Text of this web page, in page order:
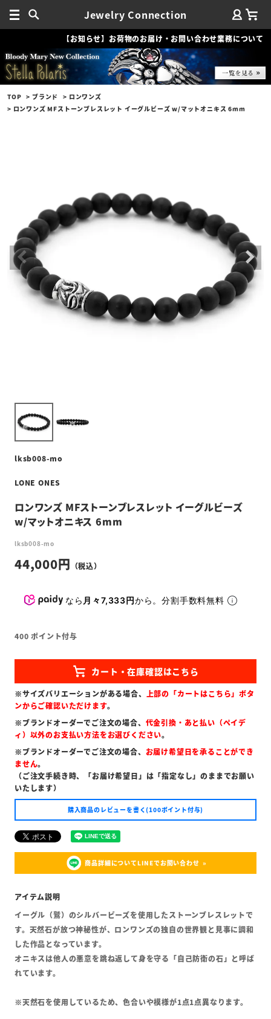
Jewelry Connection
【お知らせ】お荷物のお届け・お問い合わせ業務について
TOP ブランド
ロンワンズ
ロンワンズ MFストーンブレスレット イーグルビーズ w/マットオニキス 6mm
lksb008-mo
LONE ONES
ロンワンズ MFストーンブレスレット イーグルビーズ
w/マットオニキス 6mm
lksb008-mo
44,000
なら 月々7,333円から。分割手数料無料
400 ポイント付与
※サイズバリエーションがある場合、 上部の「カートはこちら」ボタ
ンからご確認いただけます。
※ブランドオーダーでご注文の場合、 代金引換・あと払い（ペイデ
ィ）以外のお支払い方法をお選びください。
※ブランドオーダーでご注文の場合、 お届け希望日を承ることができ
ません。
（ご注文手続き時、「お届け希望日」は「指定なし」のままでお願い
いたします）
購入商品のレビューを書く(100ポイント付与)
商品詳細についてLINEでお問い合わせ
イーグル（鷲）のシルバービーズを使用したストーンブレスレットで
す。天然石が放つ神秘性が、ロンワンズの独自の世界観と見事に調和
した作品となっています。
オニキスは他人の悪意を跳ね返して身を守る「自己防衛の石」と呼ば
れています。
※天然石を使用しているため、色合いや模様が1点1点異なります。